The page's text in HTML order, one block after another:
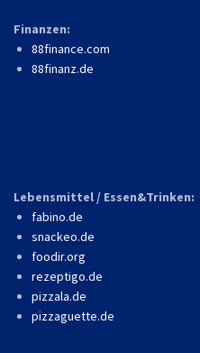
Finanzen:
88finance.com
88finanz.de
Lebensmittel / Essen&Trinken:
fabino.de
snackeo.de
foodir.org
rezeptigo.de
pizzala.de
pizzaguette.de